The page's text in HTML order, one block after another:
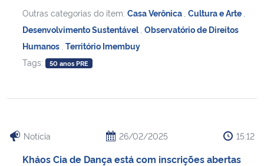
Outras categorias do item: Casa Verônica Cultura e Arte
Desenvolvimento Sustentável Observatório de Direitos
Humanos Território Imembuy
Tags:
50 anos PRE
Notícia 26/02/2025 15:12
Kháos Cia de Dança está com inscrições abertas